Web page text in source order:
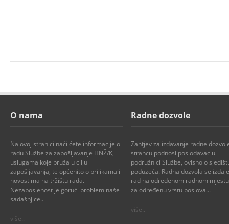
O nama
Na ovoj stranici naći ćete informacije o
radu Službe za zapošljavanje HNŽ/K,
uslugama koje pruža u cilju
zapošljavanja, te općenito o prilikama i
novostima na tržištu rada.
Nezaposlenost je gorući problem naše
sadašnjice..
više..
Radne dozvole
Zahtjev za izdavanje radne
strancu podnosi poslodavac u
podružnici Službe, ovisno o
poduzeća. Radna dozvola se
rad na određenom radnom
za određenu vrstu poslova...
više..